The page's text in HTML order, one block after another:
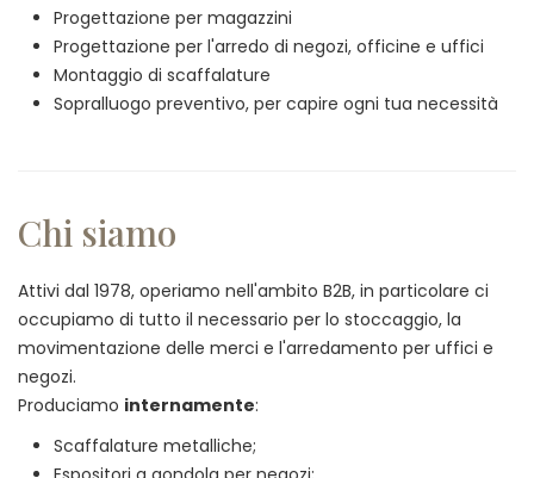
Progettazione per magazzini
Progettazione per l'arredo di negozi, officine e uffici
Montaggio di scaffalature
Sopralluogo preventivo, per capire ogni tua necessità
Chi siamo
Attivi dal 1978, operiamo nell'ambito B2B, in particolare ci
occupiamo di tutto il necessario per lo stoccaggio, la
movimentazione delle merci e l'arredamento per uffici e
negozi.
Produciamo internamente:
Scaffalature metalliche;